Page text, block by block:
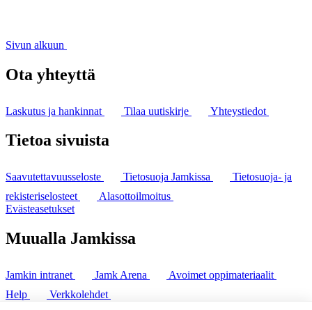
Sivun alkuun
Ota yhteyttä
Laskutus ja hankinnat Tilaa uutiskirje Yhteystiedot
Tietoa sivuista
Saavutettavuusseloste Tietosuoja Jamkissa
Tietosuoja- ja
rekisteriselosteet
Alasottoilmoitus
Evästeasetukset
Muualla Jamkissa
Jamkin intranet Jamk Arena
Avoimet oppimateriaalit
Help
Verkkolehdet